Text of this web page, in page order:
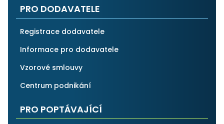
PRO DODAVATELE
Registrace dodavatele
Informace pro dodavatele
Vzorové smlouvy
Centrum podnikání
PRO POPTÁVAJÍCÍ